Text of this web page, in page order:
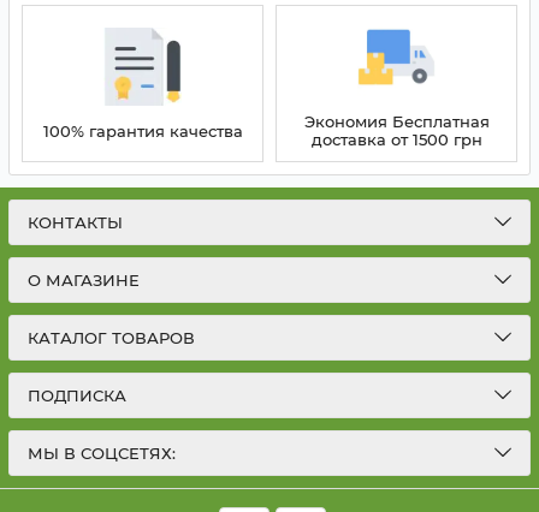
100% гарантия качества
Экономия Бесплатная
доставка от 1500 грн
КОНТАКТЫ
О МАГАЗИНЕ
КАТАЛОГ ТОВАРОВ
ПОДПИСКА
МЫ В СОЦСЕТЯХ: